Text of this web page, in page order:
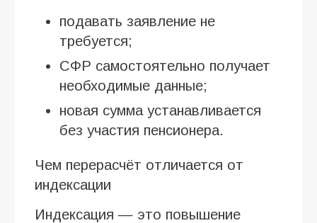
подавать заявление не
требуется;
СФР самостоятельно получает
необходимые данные;
новая сумма устанавливается
без участия пенсионера.
Чем перерасчёт отличается от
индексации
Индексация — это повышение